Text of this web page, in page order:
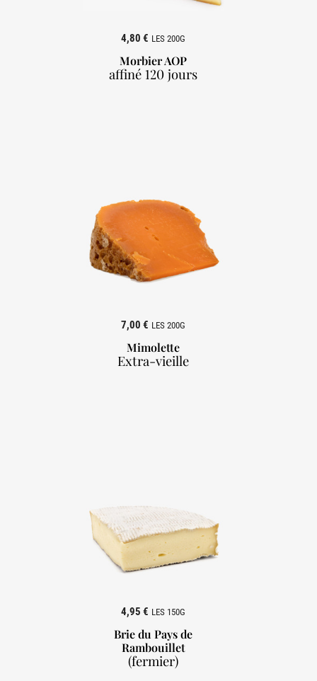
Morbier AOP
affiné 120 jours
4,80 € LES 200G

Mimolette
Extra-vieille
7,00 € LES 200G

Brie du Pays de
Rambouillet
(fermier)
4,95 € LES 150G
